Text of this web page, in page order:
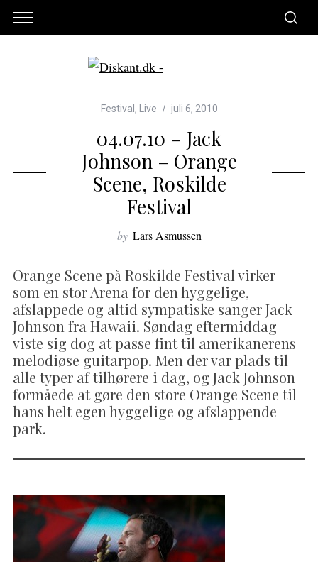
Festival , Live juli 6, 2010
04.07.10 – Jack
Johnson – Orange
Scene, Roskilde
Festival
by Lars Asmussen
Orange Scene på Roskilde Festival virker
som en stor Arena for den hyggelige,
afslappede og altid sympatiske sanger Jack
Johnson fra Hawaii. Søndag eftermiddag
viste sig dog at passe fint til amerikanerens
melodiøse guitarpop. Men der var plads til
alle typer af tilhørere i dag, og Jack Johnson
formåede at gøre den store Orange Scene til
hans helt egen hyggelige og afslappende
park.